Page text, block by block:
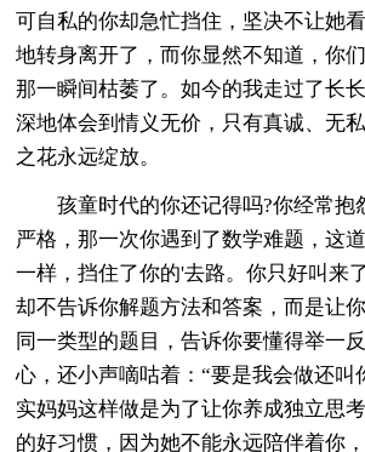
可自私的你却急忙挡住，坚决不让她
地转身离开了，而你显然不知道，你
那一瞬间枯萎了。如今的我走过了长
深地体会到情义无价，只有真诚、无
之花永远绽放。
孩童时代的你还记得吗?你经常抱
严格，那一次你遇到了数学难题，这
一样，挡住了你的'去路。你只好叫来
却不告诉你解题方法和答案，而是让
同一类型的题目，告诉你要懂得举一
心，还小声嘀咕着：“要是我会做还叫
实妈妈这样做是为了让你养成独立思
的好习惯，因为她不能永远陪伴着你